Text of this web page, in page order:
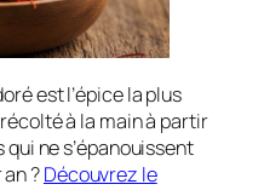
est l’épice la plus
à la main à partir
ne s’épanouissent
?Découvrez le